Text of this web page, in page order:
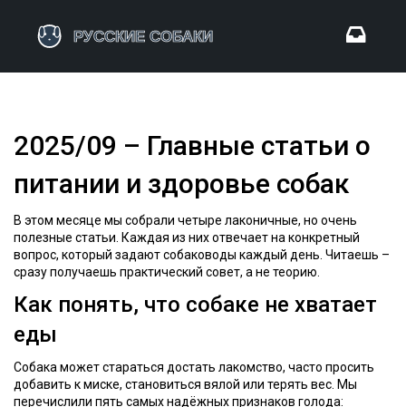
2025/09 – Главные статьи о
питании и здоровье собак
В этом месяце мы собрали четыре лаконичные, но очень
полезные статьи. Каждая из них отвечает на конкретный
вопрос, который задают собаководы каждый день. Читаешь –
сразу получаешь практический совет, а не теорию.
Как понять, что собаке не хватает
еды
Собака может стараться достать лакомство, часто просить
добавить к миске, становиться вялой или терять вес. Мы
перечислили пять самых надёжных признаков голода: